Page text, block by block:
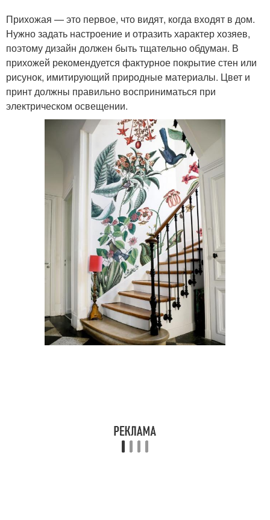
Прихожая — это первое, что видят, когда входят в дом.
Нужно задать настроение и отразить характер хозяев,
поэтому дизайн должен быть тщательно обдуман. В
прихожей рекомендуется фактурное покрытие стен или
рисунок, имитирующий природные материалы. Цвет и
принт должны правильно восприниматься при
электрическом освещении.